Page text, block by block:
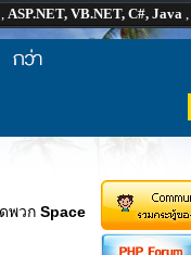
, ASP.NET, VB.NET, C#, Java ,
พวก Space